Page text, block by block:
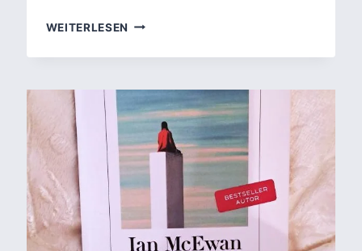
WEITERLESEN DAS
VIDEO
ANDREAS
ESCHBACH:
WAS
PASSIERT,
WENN
DER
GLAUBE
AUF
BEWEISE
TRIFFT?